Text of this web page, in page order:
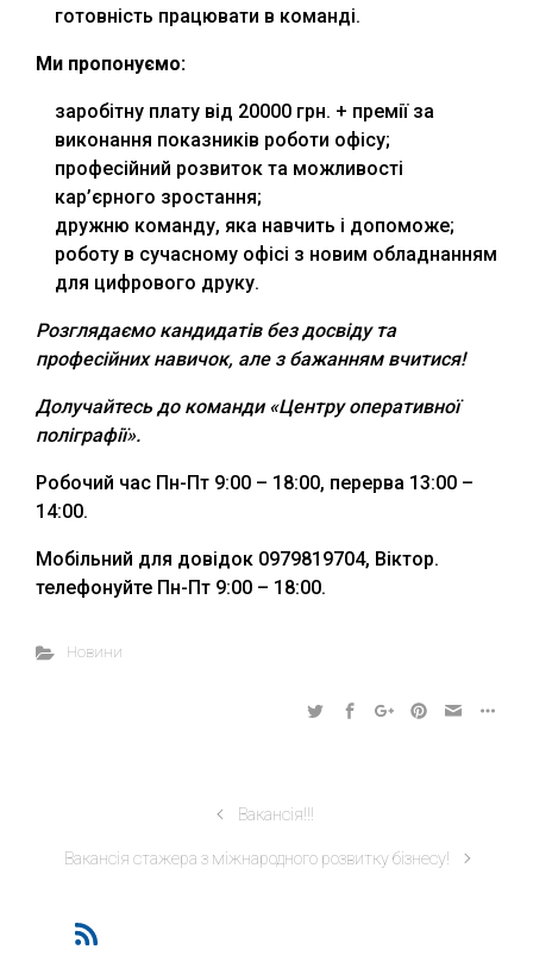
готовність працювати в команді.
Ми пропонуємо:
заробітну плату від 20000 грн. + премії за
виконання показників роботи офісу;
професійний розвиток та можливості
кар’єрного зростання;
дружню команду, яка навчить і допоможе;
роботу в сучасному офісі з новим обладнанням
для цифрового друку.
Розглядаємо кандидатів без досвіду та
професійних навичок, але з бажанням вчитися!
Долучайтесь до команди «Центру оперативної
поліграфії».
Робочий час Пн-Пт 9:00 – 18:00, перерва 13:00 –
14:00.
Мобільний для довідок 0979819704, Віктор.
телефонуйте Пн-Пт 9:00 – 18:00.
Новини
Вакансія!!!
Вакансія стажера з міжнародного розвитку бізнесу!